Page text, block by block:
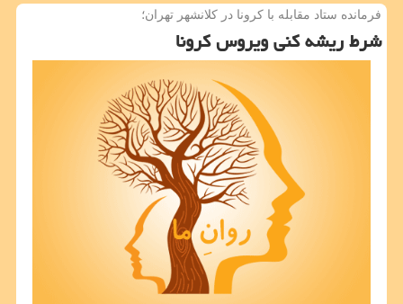
فرمانده ستاد مقابله با كرونا در كلانشهر تهران؛
شرط ریشه كنی ویروس كرونا